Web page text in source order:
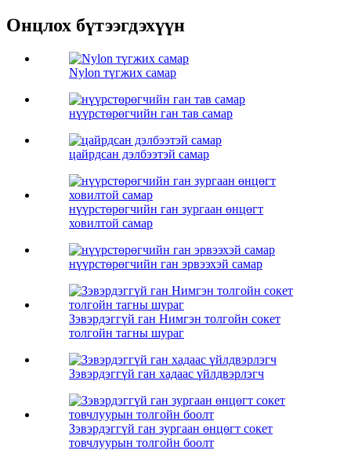
Онцлох бүтээгдэхүүн
Nylon түгжих самар
нүүрстөрөгчийн ган тав самар
цайрдсан дэлбээтэй самар
нүүрстөрөгчийн ган зургаан өнцөгт
ховилтой самар
нүүрстөрөгчийн ган эрвээхэй самар
Зэвэрдэггүй ган Нимгэн толгойн сокет
толгойн тагны шураг
Зэвэрдэггүй ган хадаас үйлдвэрлэгч
Зэвэрдэггүй ган зургаан өнцөгт сокет
товчлуурын толгойн боолт